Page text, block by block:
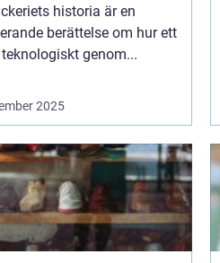
historia är en
berättelse om hur ett
genom...
2025